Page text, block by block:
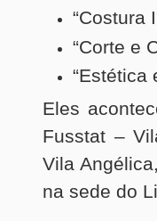
“Costura
“Corte e
“Estética
Eles
Fusstat –
Vila
na sede do